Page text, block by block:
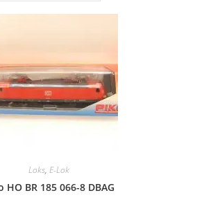
Loks, E-Lok
HO BR 185 066-8 DBAG